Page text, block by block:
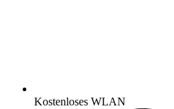
Kostenloses WLAN